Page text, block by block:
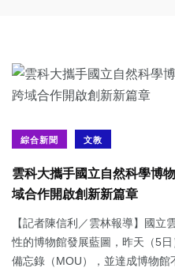
綜合新聞 文教
雲科大攜手國立自然科學博
域合作開啟創新新篇章
【記者陳信利／雲林報導】國
性的博物館發展藍圖，昨天（5
備忘錄（MOU），並達成博物館